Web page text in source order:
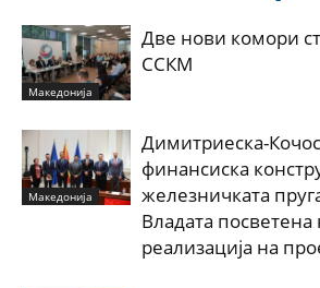
Македонија
Две нови комори
ССКМ
Македонија
Димитриеска-
финансиска
железничката
Владата
реализација на